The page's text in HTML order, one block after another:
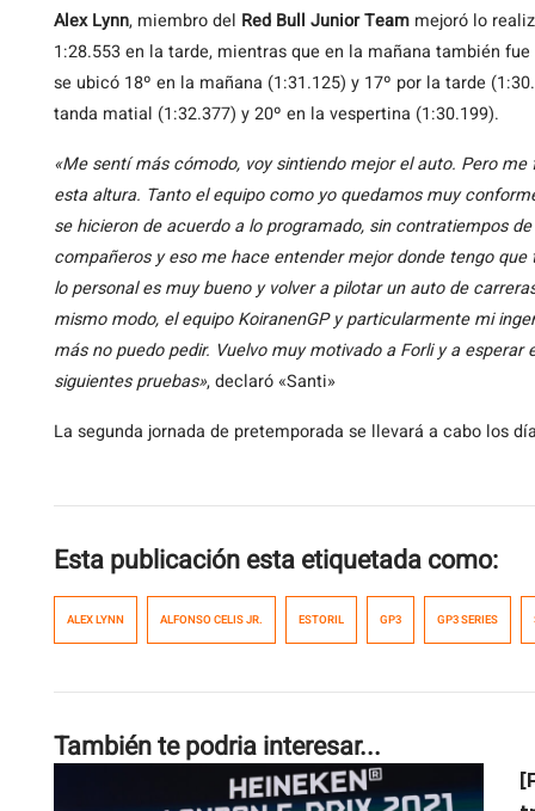
Alex Lynn, miembro del Red Bull Junior Team mejoró lo
1:28.553 en la tarde, mientras que en la mañana también
se ubicó 18º en la mañana (1:31.125) y 17º por la tarde
tanda matial (1:32.377) y 20º en la vespertina (1:30.199).
«Me sentí más cómodo, voy sintiendo mejor el auto. Pero
esta altura. Tanto el equipo como yo quedamos muy
se hicieron de acuerdo a lo programado, sin contratiempos
compañeros y eso me hace entender mejor donde tengo
lo personal es muy bueno y volver a pilotar un auto de
mismo modo, el equipo KoiranenGP y particularmente mi
más no puedo pedir. Vuelvo muy motivado a Forli y a
siguientes pruebas», declaró «Santi»
La segunda jornada de pretemporada se llevará a cabo los
Esta publicación esta etiquetada como:
ALEX LYNN ALFONSO CELIS JR. ESTORIL GP3 GP3 SERIES
También te podria interesar...